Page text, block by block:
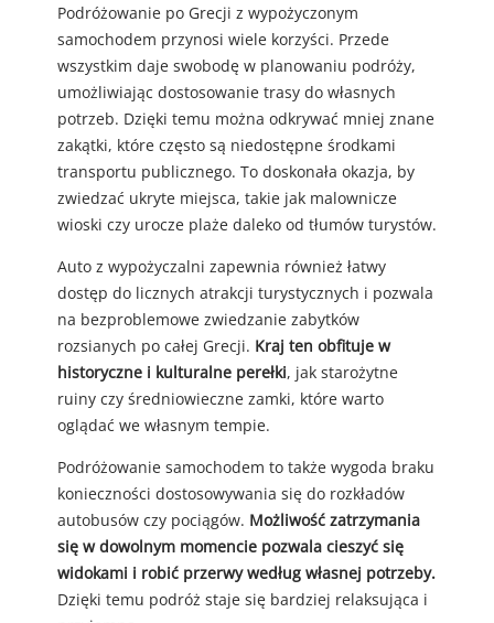
Podróżowanie po Grecji z wypożyczonym
samochodem przynosi wiele korzyści. Przede
wszystkim daje swobodę w planowaniu podróży,
umożliwiając dostosowanie trasy do własnych
potrzeb. Dzięki temu można odkrywać mniej znane
zakątki, które często są niedostępne środkami
transportu publicznego. To doskonała okazja, by
zwiedzać ukryte miejsca, takie jak malownicze
wioski czy urocze plaże daleko od tłumów turystów.
Auto z wypożyczalni zapewnia również łatwy
dostęp do licznych atrakcji turystycznych i pozwala
na bezproblemowe zwiedzanie zabytków
rozsianych po całej Grecji. Kraj ten obfituje w
historyczne i kulturalne perełki, jak starożytne
ruiny czy średniowieczne zamki, które warto
oglądać we własnym tempie.
Podróżowanie samochodem to także wygoda braku
konieczności dostosowywania się do rozkładów
autobusów czy pociągów. Możliwość zatrzymania
się w dowolnym momencie pozwala cieszyć się
widokami i robić przerwy według własnej potrzeby.
Dzięki temu podróż staje się bardziej relaksująca i